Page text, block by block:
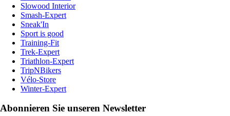
Slowood Interior
Smash-Expert
Sneak'In
Sport is good
Training-Fit
Trek-Expert
Triathlon-Expert
TripNBikers
Vélo-Store
Winter-Expert
Abonnieren Sie unseren Newsletter